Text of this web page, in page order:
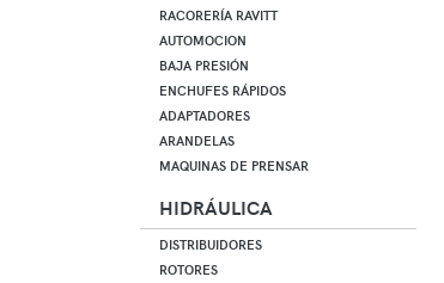
RACORERÍA RAVITT
AUTOMOCION
BAJA PRESIÓN
ENCHUFES RÁPIDOS
ADAPTADORES
ARANDELAS
MAQUINAS DE PRENSAR
HIDRÁULICA
DISTRIBUIDORES
ROTORES